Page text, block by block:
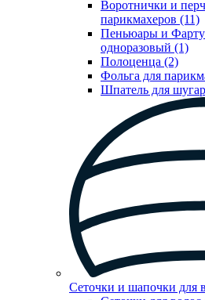
Воротнички и
парикмахеров (11)
Пеньюары и
одноразовый (1)
Полоценца (2)
Фольга для
Шпатель для
Сеточки и шапочки для